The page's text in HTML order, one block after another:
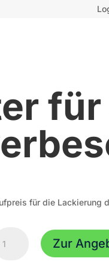
für
für die Lackierung
Zur